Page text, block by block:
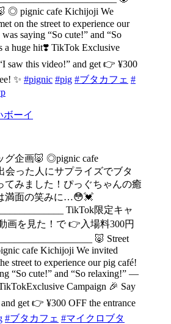
◎ pignic cafe Kichijoji We
on the street to experience our
saying “So cute!” and “So
huge hit❣️ TikTok Exclusive
saw this video!” and get 👉 ¥300
✨ #pignic #pig #ブタカフェ #
ーイ
グ企画🐷 ◎pignic cafe
会った人にサプライズでブタ
てみました！ぴっぐちゃんの癒
満面の笑みに…😳💓
TikTok限定キャ
画を見た！で 👉入場料300円
🐷 Street
cafe Kichijoji We invited
street to experience our pig café!
“So cute!” and “So relaxing!” —
Campaign 🎉 Say
get 👉 ¥300 OFF the entrance
#ブタカフェ #マイクロブタ